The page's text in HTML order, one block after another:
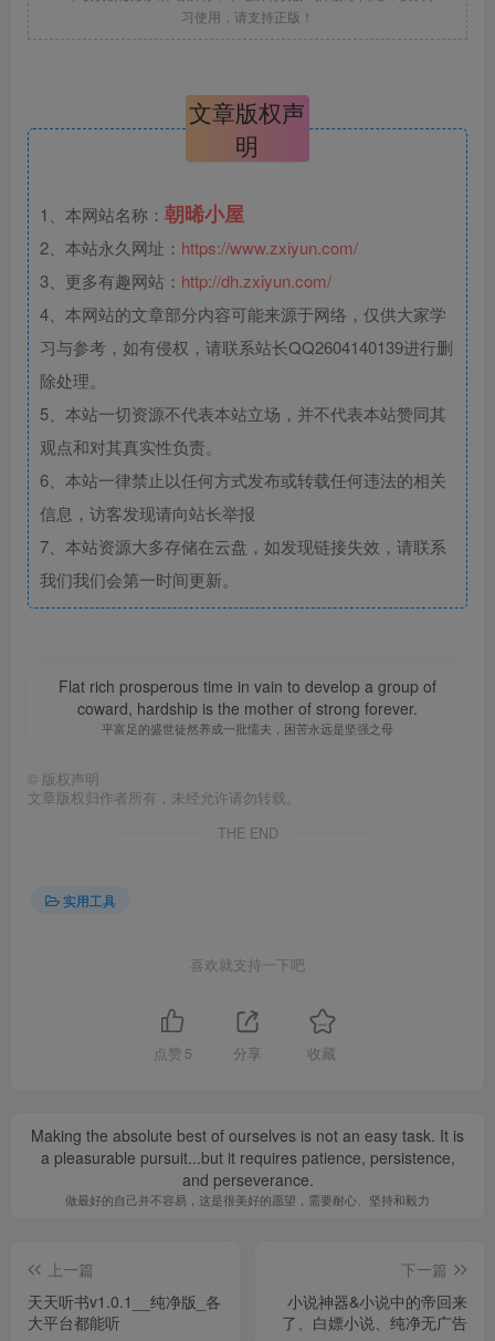
习使用，请支持正版！
文章版权声
明
1、本网站名称： 朝晞小屋
2、本站永久网址： https://www.zxiyun.com/
3、更多有趣网站： http://dh.zxiyun.com/
4、本网站的文章部分内容可能来源于网络，仅供大家学
习与参考，如有侵权，请联系站长QQ2604140139进行删
除处理。
5、本站一切资源不代表本站立场，并不代表本站赞同其
观点和对其真实性负责。
6、本站一律禁止以任何方式发布或转载任何违法的相关
信息，访客发现请向站长举报
7、本站资源大多存储在云盘，如发现链接失效，请联系
我们我们会第一时间更新。
Flat rich prosperous time in vain to develop a group of
coward, hardship is the mother of strong forever.
平富足的盛世徒然养成一批懦夫，困苦永远是坚强之母
© 版权声明
文章版权归作者所有，未经允许请勿转载。
THE END
实用工具
喜欢就支持一下吧
点赞 5 分享 收藏
Making the absolute best of ourselves is not an easy task. It is
a pleasurable pursuit...but it requires patience, persistence,
and perseverance.
做最好的自己并不容易，这是很美好的愿望，需要耐心、坚持和毅力
上一篇
天天听书v1.0.1__纯净版_各
大平台都能听
下一篇
小说神器&小说中的帝回来
了、白嫖小说、纯净无广告